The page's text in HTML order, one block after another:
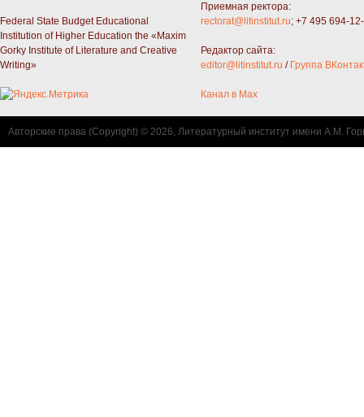
Federal State Budget Educational
Institution of Higher Education the «Maxim
Gorky Institute of Literature and Creative
Writing»
Приемная ректора:
rectorat@litinstitut.ru; +7 495 694-
Редактор сайта:
editor@litinstitut.ru / Группа
Канал в Max
Авторские права (Copyright) © 2026, Литературный институт имени А.М.